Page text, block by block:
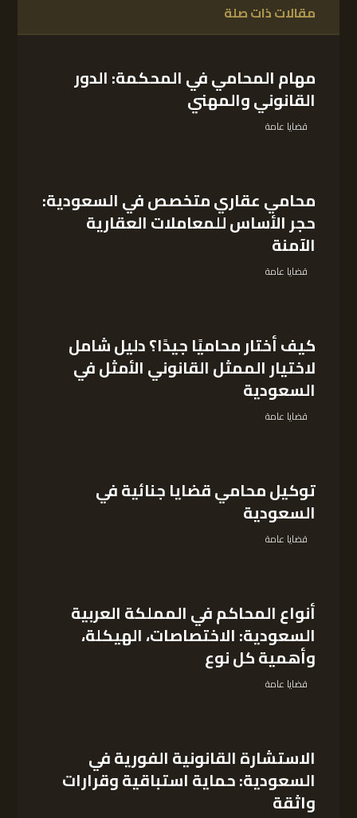
مقالات ذات صلة
مهام المحامي في المحكمة: الدور
القانوني والمهني
قضايا عامة
محامي عقاري متخصص في السعودية:
حجر الأساس للمعاملات العقارية
الآمنة
قضايا عامة
كيف أختار محاميًا جيدًا؟ دليل شامل
لاختيار الممثل القانوني الأمثل في
السعودية
قضايا عامة
توكيل محامي قضايا جنائية في
السعودية
قضايا عامة
أنواع المحاكم في المملكة العربية
السعودية: الاختصاصات، الهيكلة،
وأهمية كل نوع
قضايا عامة
الاستشارة القانونية الفورية في
السعودية: حماية استباقية وقرارات
واثقة